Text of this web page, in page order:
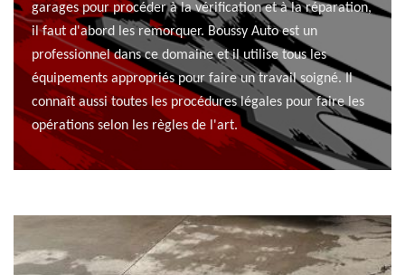
garages pour procéder à la vérification et à la réparation,
il faut d'abord les remorquer. Boussy Auto est un
professionnel dans ce domaine et il utilise tous les
équipements appropriés pour faire un travail soigné. Il
connaît aussi toutes les procédures légales pour faire les
opérations selon les règles de l'art.